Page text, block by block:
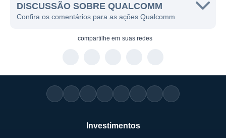
baseado em duas unidades principais: a
venda de semicondutores, que inclui os
chipsets Snapdragon, e a parte de
fabricantes de dispositivos e operadoras de
rede. Deste modo, a Qualcomm ganha
DISCUSSÃO SOBRE QUALCOMM
Confira os comentários para as ações Qualcomm
compartilhe em suas redes
Investimentos